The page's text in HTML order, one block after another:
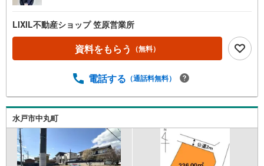
LIXIL不動産ショップ 笠原営業所
資料をもらう （無料）
電話する （通話料無料）
水戸市中丸町